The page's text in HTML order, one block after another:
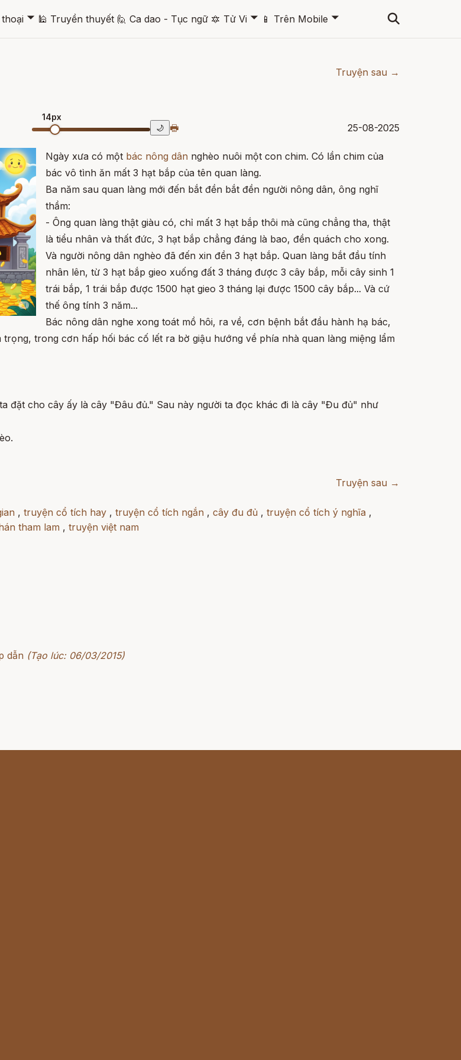
🞃 🕌 Truyền thuyết 🙋 Ca dao - Tục ngữ 🔯 Tử Vi 🞃 📱 Trên Mobile 🞃
Truyện sau →
14px
🌙 🖶 25-08-2025
Ngày xưa có một bác nông dân nghèo nuôi một con chim. Có lần chim của
bác vô tình ăn mất 3 hạt bắp của tên quan làng.
Ba năm sau quan làng mới đến bắt đền bắt đền người nông dân, ông nghĩ
thầm:
- Ông quan làng thật giàu có, chỉ mất 3 hạt bắp thôi mà cũng chẳng tha, thật
là tiểu nhân và thất đức, 3 hạt bắp chẳng đáng là bao, đền quách cho xong.
Và người nông dân nghèo đã đến xin đền 3 hạt bắp. Quan làng bắt đầu tính
nhân lên, từ 3 hạt bắp gieo xuống đất 3 tháng được 3 cây bắp, mỗi cây sinh 1
trái bắp, 1 trái bắp được 1500 hạt gieo 3 tháng lại được 1500 cây bắp... Và cứ
thế ông tính 3 năm...
Bác nông dân nghe xong toát mồ hôi, ra về, cơn bệnh bắt đầu hành hạ bác,
trong cơn hấp hối bác cố lết ra bờ giậu hướng về phía nhà quan làng miệng lẩm
đặt cho cây ấy là cây "Đâu đủ." Sau này người ta đọc khác đi là cây "Đu đủ" như
Truyện sau →
, truyện cổ tích hay , truyện cổ tích ngắn , cây đu đủ , truyện cổ tích ý nghĩa ,
tham lam , truyện việt nam
dẫn (Tạo lúc: 06/03/2015)